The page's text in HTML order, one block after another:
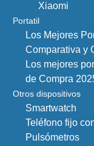
Xiaomi
Portatil
Los Mejores
Comparativa y
Los mejores
de Compra
Otros dispositivos
Smartwatch
Teléfono fijo
Pulsómetros